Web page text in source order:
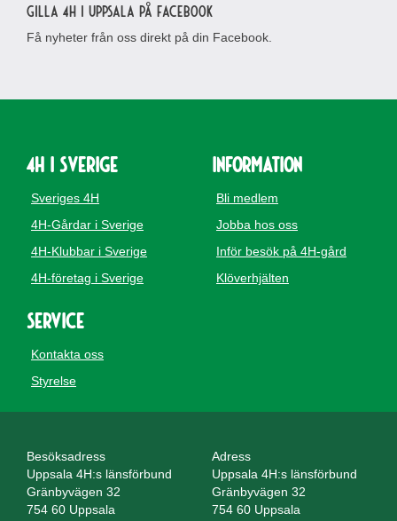
Gilla 4H i Uppsala på Facebook
Få nyheter från oss direkt på din Facebook.
4H i Sverige
Sveriges 4H
4H-Gårdar i Sverige
4H-Klubbar i Sverige
4H-företag i Sverige
Information
Bli medlem
Jobba hos oss
Inför besök på 4H-gård
Klöverhjälten
Service
Kontakta oss
Styrelse
Besöksadress
Uppsala 4H:s länsförbund
Gränbyvägen 32
754 60 Uppsala
Adress
Uppsala 4H:s länsförbund
Gränbyvägen 32
754 60 Uppsala